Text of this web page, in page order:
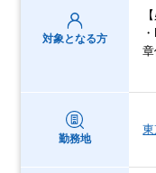
対象となる方
勤務地